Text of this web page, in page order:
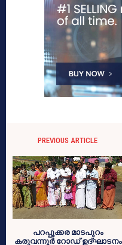
PREVIOUS ARTICLE
പറപ്പൂക്കര മാടപുറം
കരുവന്നൂര്‍ റോഡ് ഉദ്ഘാടനം